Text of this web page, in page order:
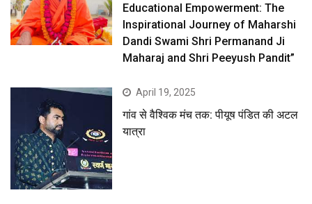
Educational Empowerment: The
Inspirational Journey of Maharshi
Dandi Swami Shri Permanand Ji
Maharaj and Shri Peeyush Pandit”
April 19, 2025
गांव से वैश्विक मंच तक: पीयूष पंडित की अटल
यात्रा